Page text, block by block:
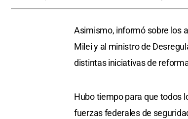
Asimismo, informó sobre los
Milei y al ministro de
distintas iniciativas de
Hubo tiempo para que todos
fuerzas federales de